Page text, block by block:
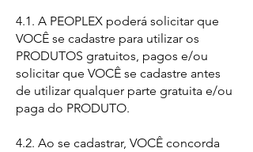
4.1. A PEOPLEX poderá solicitar que
VOCÊ se cadastre para utilizar os
PRODUTOS gratuitos, pagos e/ou
solicitar que VOCÊ se cadastre antes
de utilizar qualquer parte gratuita e/ou
paga do PRODUTO.
4.2. Ao se cadastrar, VOCÊ concorda